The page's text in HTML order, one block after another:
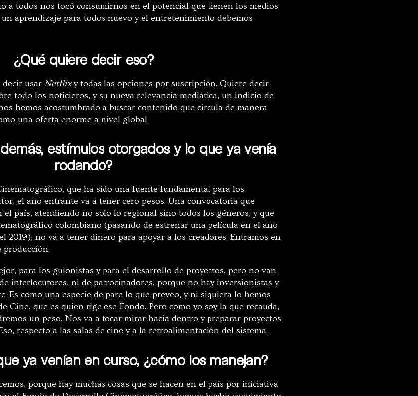
a todos nos tocó consumirnos en el potencial que tienen los medios
aprendizaje para todos nuevo y el entretenimiento debemos
¿Qué quiere decir eso?
decir usar Netflixy todas las opciones por suscripción. Quiere decir
todo los noticieros, y su nueva relevancia mediática, un indicio de
hemos acostumbrado a buscar contenido que circula de manera
una oferta enorme a nivel global.
estímulos otorgados y lo que ya venía
rodando?
que ha sido una fuente fundamental para los
el año entrante va a tener cero pesos. Una convocatoria que
el país, atendiendo no solo lo regional sino todos los géneros, y que
colombiano (pasando de estrenar una película en el año
2019), no va a tener dinero para apoyar a los creadores. Entramos en
producción.
para los guionistas y para el desarrollo de proyectos, pero no van
interlocutores, ni de patrocinadores, porque no hay inversionistas y
Es como una especie de pare lo que preveo, y ni siquiera lo hemos
Cine, que es quien rige ese Fondo. Pero como yo soy la que recauda,
un peso. Nos va a tocar mirar hacia dentro y preparar proyectos
respecto a las salas de cine y a la retroalimentación del sistema.
ya venían en curso, ¿cómo los manejan?
porque hay muchas cosas que se hacen en el país por iniciativa